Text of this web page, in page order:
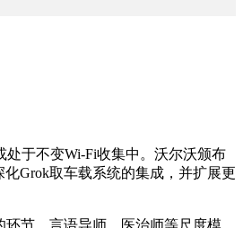
于不变Wi-Fi收集中。沃尔沃颁布
Grok取车载系统的集成，并扩展更
节。言语导师、医治师等尺度模